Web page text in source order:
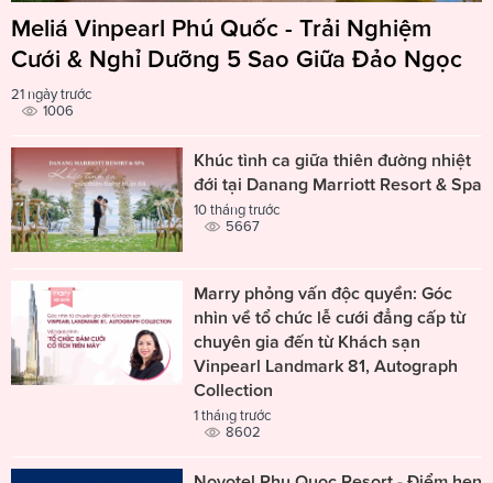
Meliá Vinpearl Phú Quốc - Trải Nghiệm
Cưới & Nghỉ Dưỡng 5 Sao Giữa Đảo Ngọc
21 ngày trước
1006
Khúc tình ca giữa thiên đường nhiệt
đới tại Danang Marriott Resort & Spa
10 tháng trước
5667
Marry phỏng vấn độc quyền: Góc
nhìn về tổ chức lễ cưới đẳng cấp từ
chuyên gia đến từ Khách sạn
Vinpearl Landmark 81, Autograph
Collection
1 tháng trước
8602